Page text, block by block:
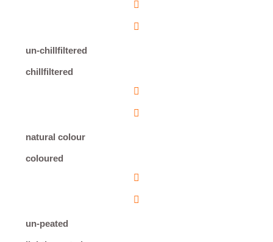
un-chillfiltered
chillfiltered
natural colour
coloured
un-peated